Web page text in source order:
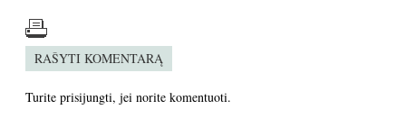
RAŠYTI KOMENTARĄ
Turite prisijungti, jei norite komentuoti.